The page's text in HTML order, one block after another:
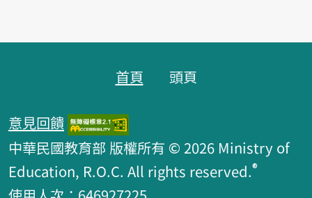
首頁 頭頁
意見回饋
中華民國教育部 版權所有 © 2026 Ministry of
Education, R.O.C. All rights reserved.®